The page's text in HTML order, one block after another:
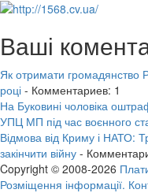
Ваші
Як отримати
році - Комментариев: 1
На Буковині чоловіка
УПЦ МП під час воєнного
Відмова від Криму і НАТО:
закінчити війну -
Copyright © 2008-2026
Розміщення інформації.